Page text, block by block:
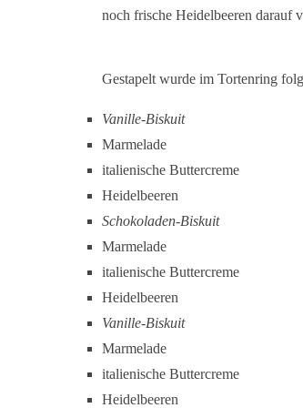
noch frische Heidelbeeren darauf
Gestapelt wurde im Tortenring
Vanille-Biskuit
Marmelade
italienische Buttercreme
Heidelbeeren
Schokoladen-Biskuit
Marmelade
italienische Buttercreme
Heidelbeeren
Vanille-Biskuit
Marmelade
italienische Buttercreme
Heidelbeeren